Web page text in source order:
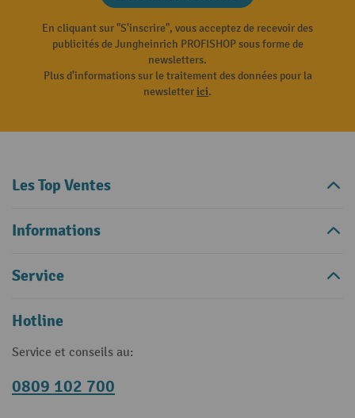
En cliquant sur "S'inscrire", vous acceptez de recevoir des
publicités de Jungheinrich PROFISHOP sous forme de
newsletters.
Plus d'informations sur le traitement des données pour la
newsletterici.
Les Top Ventes
Informations
Service
Hotline
Service et conseils au:
0809 102 700